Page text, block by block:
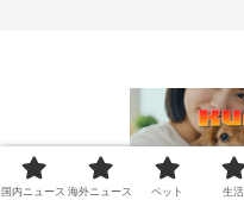
© 2019
国内ニュース 海外ニュース ペット 生活